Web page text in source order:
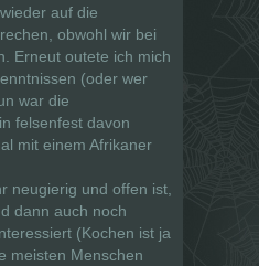
auf die
obwohl wir bei
Erneut outete ich mich
(oder wer
war die
felsenfest davon
mit einem Afrikaner
neugierig und offen ist,
dann auch noch
(Kochen ist ja
meisten Menschen